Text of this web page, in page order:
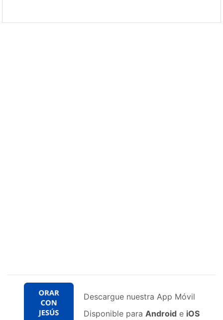
Descargue nuestra App Móvil
Disponible para Android e iOS